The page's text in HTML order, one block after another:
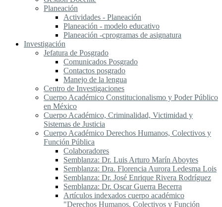
Planeación
Actividades - Planeación
Planeación - modelo educativo
Planeación -cprogramas de asignatura
Investigación
Jefatura de Posgrado
Comunicados Posgrado
Contactos posgrado
Manejo de la lengua
Centro de Investigaciones
Cuerpo Académico Constitucionalismo y Poder Público
en México
Cuerpo Académico, Criminalidad, Victimidad y
Sistemas de Justicia
Cuerpo Académico Derechos Humanos, Colectivos y
Función Pública
Colaboradores
Semblanza: Dr. Luis Arturo Marín Aboytes
Semblanza: Dra. Florencia Aurora Ledesma Lois
Semblanza: Dr. José Enrique Rivera Rodríguez
Semblanza: Dr. Oscar Guerra Becerra
Artículos indexados cuerpo académico
"Derechos Humanos, Colectivos y Función